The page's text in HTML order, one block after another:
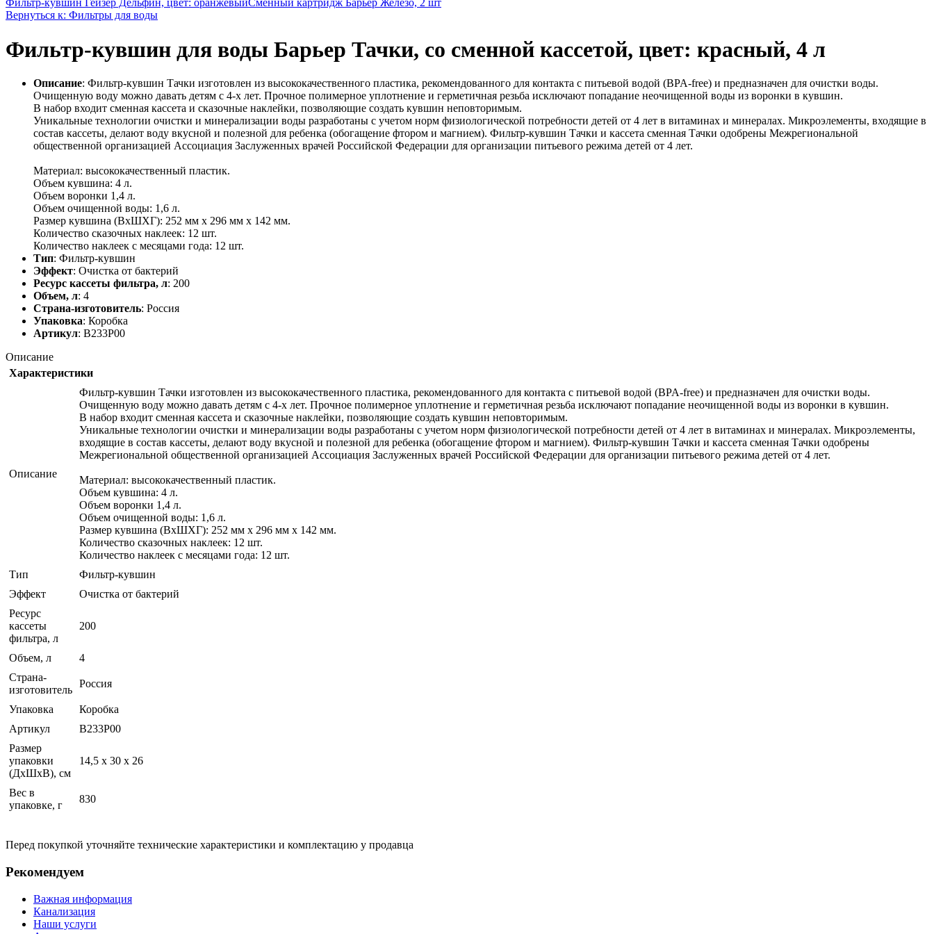
Фильтр-кувшин Гейзер Дельфин, цвет: оранжевыйСменный картридж Барьер Железо, 2 шт
Вернуться к: Фильтры для воды
Фильтр-кувшин для воды Барьер Тачки, со сменной кассетой, цвет: красный, 4 л
Описание: Фильтр-кувшин Тачки изготовлен из высококачественного пластика, рекомендованного для контакта с питьевой водой (BPA-free) и предназначен для очистки воды.
Очищенную воду можно давать детям с 4-х лет. Прочное полимерное уплотнение и герметичная резьба исключают попадание неочищенной воды из воронки в кувшин.
В набор входит сменная кассета и сказочные наклейки, позволяющие создать кувшин неповторимым.
Уникальные технологии очистки и минерализации воды разработаны с учетом норм физиологической потребности детей от 4 лет в витаминах и минералах. Микроэлементы, входящие в
состав кассеты, делают воду вкусной и полезной для ребенка (обогащение фтором и магнием). Фильтр-кувшин Тачки и кассета сменная Тачки одобрены Межрегиональной
общественной организацией Ассоциация Заслуженных врачей Российской Федерации для организации питьевого режима детей от 4 лет.
Материал: высококачественный пластик.
Объем кувшина: 4 л.
Объем воронки 1,4 л.
Объем очищенной воды: 1,6 л.
Размер кувшина (ВхШХГ): 252 мм х 296 мм х 142 мм.
Количество сказочных наклеек: 12 шт.
Количество наклеек с месяцами года: 12 шт.
Тип: Фильтр-кувшин
Эффект: Очистка от бактерий
Ресурс кассеты фильтра, л: 200
Объем, л: 4
Страна-изготовитель: Россия
Упаковка: Коробка
Артикул: В233Р00
Описание
Характеристики
Описание
Фильтр-кувшин Тачки изготовлен из высококачественного пластика, рекомендованного для контакта с питьевой водой (BPA-free) и предназначен для очистки воды.
Очищенную воду можно давать детям с 4-х лет. Прочное полимерное уплотнение и герметичная резьба исключают попадание неочищенной воды из воронки в кувшин.
В набор входит сменная кассета и сказочные наклейки, позволяющие создать кувшин неповторимым.
Уникальные технологии очистки и минерализации воды разработаны с учетом норм физиологической потребности детей от 4 лет в витаминах и минералах. Микроэлементы,
входящие в состав кассеты, делают воду вкусной и полезной для ребенка (обогащение фтором и магнием). Фильтр-кувшин Тачки и кассета сменная Тачки одобрены
Межрегиональной общественной организацией Ассоциация Заслуженных врачей Российской Федерации для организации питьевого режима детей от 4 лет.
Материал: высококачественный пластик.
Объем кувшина: 4 л.
Объем воронки 1,4 л.
Объем очищенной воды: 1,6 л.
Размер кувшина (ВхШХГ): 252 мм х 296 мм х 142 мм.
Количество сказочных наклеек: 12 шт.
Количество наклеек с месяцами года: 12 шт.
Тип
Фильтр-кувшин
Эффект
Очистка от бактерий
Ресурс
кассеты
фильтра, л
200
Объем, л
4
Страна-
изготовитель
Россия
Упаковка
Коробка
Артикул
В233Р00
Размер
упаковки
(ДхШхВ), см
14,5 x 30 x 26
Вес в
упаковке, г
830
Перед покупкой уточняйте технические характеристики и комплектацию у продавца
Рекомендуем
Важная информация
Канализация
Наши услуги